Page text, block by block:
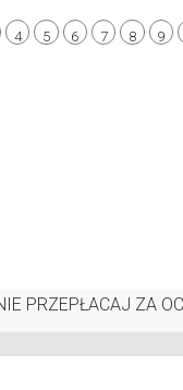
4 5 6 7 8 9
PRZEPŁACAJ ZA OC